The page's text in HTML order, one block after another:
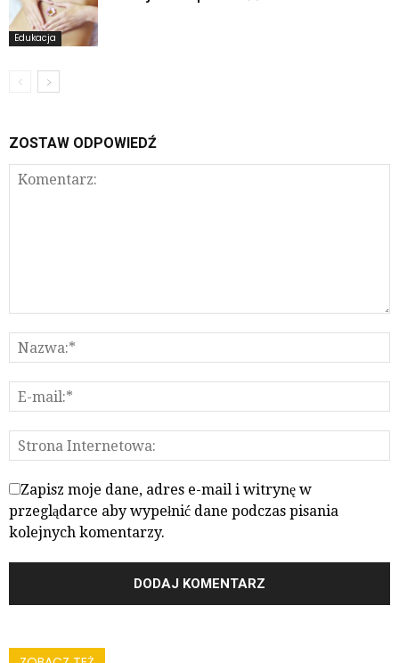
Edukacja
ZOSTAW ODPOWIEDŹ
Zapisz moje dane, adres e-mail i witrynę w
przeglądarce aby wypełnić dane podczas pisania
kolejnych komentarzy.